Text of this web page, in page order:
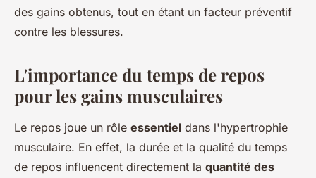
des gains obtenus, tout en étant un facteur préventif
contre les blessures.
L'importance du temps de repos
pour les gains musculaires
Le repos joue un rôle essentiel dans l'hypertrophie
musculaire. En effet, la durée et la qualité du temps
de repos influencent directement la quantité des